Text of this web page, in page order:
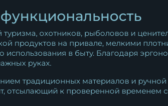
охотников, рыболовов и
продуктов на привале, мелкими
использования в быту. Благодаря
руках.
традиционных материалов и
отсылающий к проверенной временем